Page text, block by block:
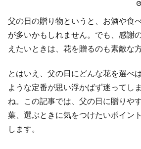
父の日の贈り物というと、お酒や食
が多いかもしれません。でも、感謝
えたいときは、花を贈るのも素敵な
とはいえ、父の日にどんな花を選べ
ような定番が思い浮かばず迷ってし
ね。この記事では、父の日に贈りや
葉、選ぶときに気をつけたいポイン
します。